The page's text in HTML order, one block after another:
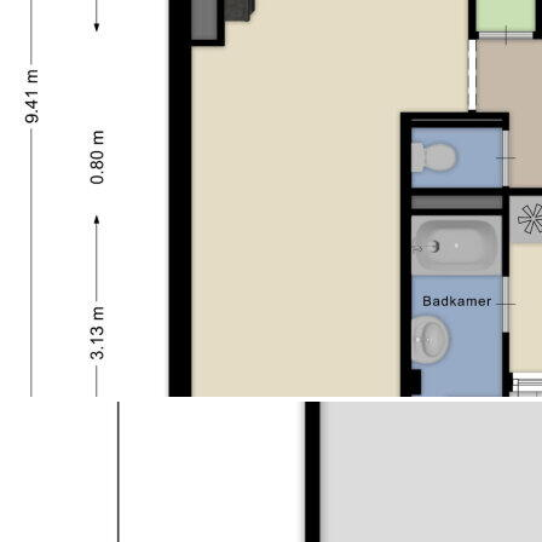
- Servicekosten € 158,= per maand